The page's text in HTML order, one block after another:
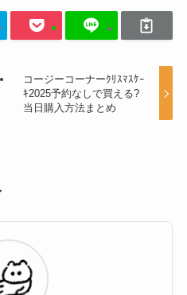
コージーコーナーｸﾘｽﾏｽｹｰ
ｷ2025予約なしで買える?
当日購入方法まとめ